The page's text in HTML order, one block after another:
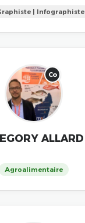
| Infographiste
Co
ALLARD
Agroalimentaire